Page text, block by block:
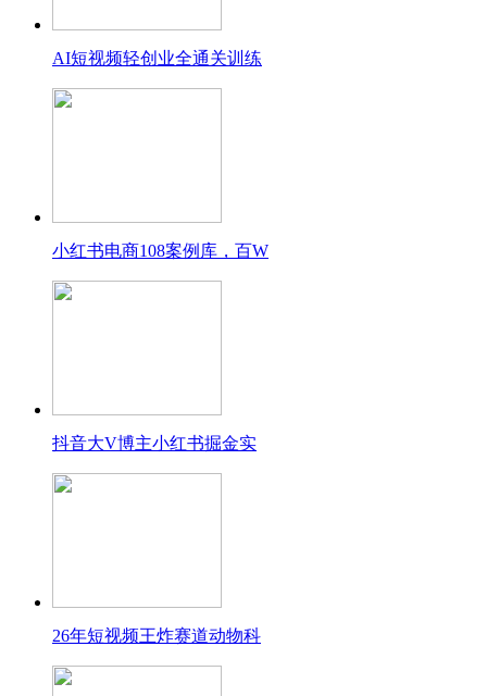
AI短视频轻创业全通关训练
小红书电商108案例库，百W
抖音大V博主小红书掘金实
26年短视频王炸赛道动物科